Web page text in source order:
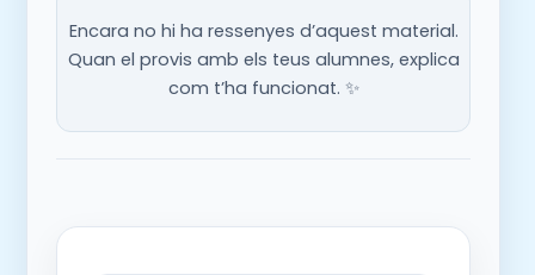
Encara no hi ha ressenyes d’aquest material.
Quan el provis amb els teus alumnes, explica
com t’ha funcionat. ✨